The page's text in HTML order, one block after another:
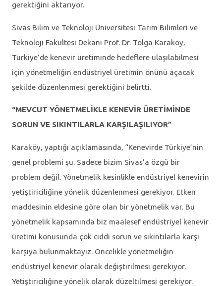
gerektiğini aktarıyor.
Sivas Bilim ve Teknoloji Üniversitesi Tarım Bilimleri ve
Teknoloji Fakültesi Dekanı Prof. Dr. Tolga Karaköy,
Türkiye’de kenevir üretiminde hedeflere ulaşılabilmesi
için yönetmeliğin endüstriyel üretimin önünü açacak
şekilde düzenlenmesi gerektiğini belirtti.
“MEVCUT YÖNETMELİKLE KENEVİR ÜRETİMİNDE
SORUN VE SIKINTILARLA KARŞILAŞILIYOR”
Karaköy, yaptığı açıklamasında, “Kenevirde Türkiye’nin
genel problemi şu. Sadece bizim Sivas’a özgü bir
problem değil. Yönetmelik kesinlikle endüstriyel kenevirin
yetiştiriciliğine yönelik düzenlenmesi gerekiyor. Etken
maddesinin eldesine göre olan bir yönetmelik var. Bu
yönetmelik kapsamında biz maalesef endüstriyel kenevir
üretimi konusunda çok ciddi sorun ve sıkıntılarla karşı
karşıya bulunmaktayız. Öncelikle yönetmeliğin
endüstriyel kenevir olarak değiştirilmesi gerekiyor.
Yetiştiriciliğine yönelik olarak düzeltilmesi gerekiyor.